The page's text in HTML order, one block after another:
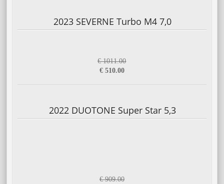
2023 SEVERNE Turbo M4 7,0
€ 1011.00
€ 510.00
2022 DUOTONE Super Star 5,3
€ 909.00